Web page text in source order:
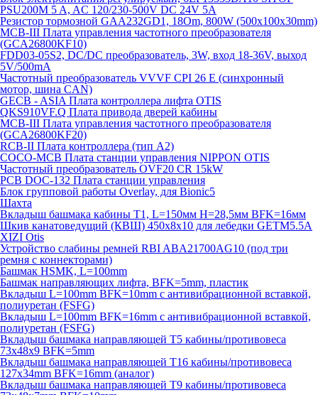
PSU200M 5 A, AC 120/230-500V DC 24V 5A
Резистор тормозной GAA232GD1, 18Om, 800W (500x100x30mm)
MCB-III Плата управления частотного преобразователя
(GCA26800KF10)
FDD03-05S2, DC/DC преобразователь, 3W, вход 18-36V, выход
5V/500mA
Частотный преобразователь VVVF CPI 26 E (синхронный
мотор, шина CAN)
GECB - ASIA Плата контроллера лифта OTIS
QKS910VF.Q Плата привода дверей кабины
MCB-III Плата управления частотного преобразователя
(GCA26800KF20)
RCB-II Плата контроллера (тип A2)
COCO-MCB Плата станции управления NIPPON OTIS
Частотный преобразователь OVF20 CR 15kW
PCB DOC-132 Плата станции управления
Блок групповой работы Overlay, для Bionic5
Шахта
Вкладыш башмака кабины T1, L=150мм H=28,5мм BFK=16мм
Шкив канатоведущий (КВШ) 450х8х10 для лебедки GETM5.5A
XIZI Otis
Устройство слабины ремней RBI ABA21700AG10 (под три
ремня с коннекторами)
Башмак HSMK, L=100mm
Башмак направляющих лифта, BFK=5mm, пластик
Вкладыш L=100mm BFK=10mm с антивибрационной вставкой,
полиуретан (FSFG)
Вкладыш L=100mm BFK=16mm с антивибрационной вставкой,
полиуретан (FSFG)
Вкладыш башмака направляющей T5 кабины/противовеса
73х48х9 BFK=5mm
Вкладыш башмака направляющей T16 кабины/противовеса
127х34mm BFK=16mm (аналог)
Вкладыш башмака направляющей T9 кабины/противовеса